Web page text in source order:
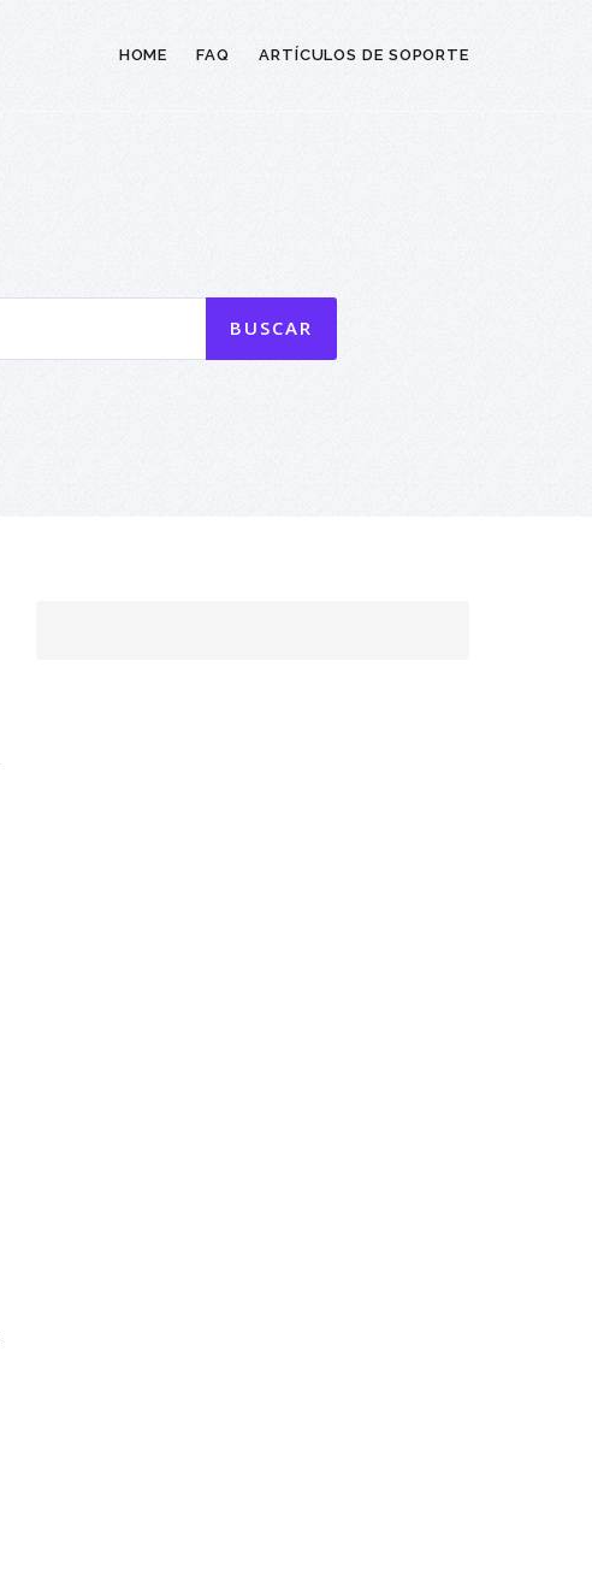
HOME FAQ ARTÍCULOS DE SOPORTE